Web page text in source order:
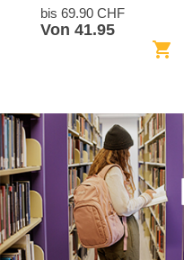
bis 69.90 CHF
Von 41.95
shopping_cart